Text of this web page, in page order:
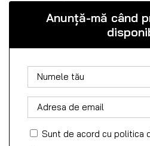
Anunță-mă când
Sunt de acord cu politica